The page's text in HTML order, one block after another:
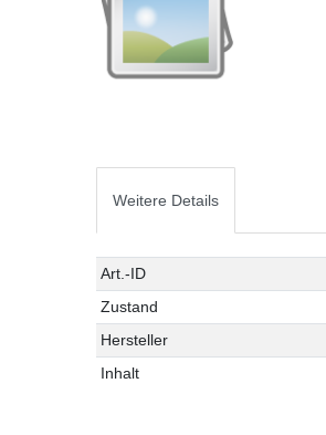
Weitere Details
Technisches
Merkmal
Wert
Art.-ID
Zustand
Hersteller
Inhalt